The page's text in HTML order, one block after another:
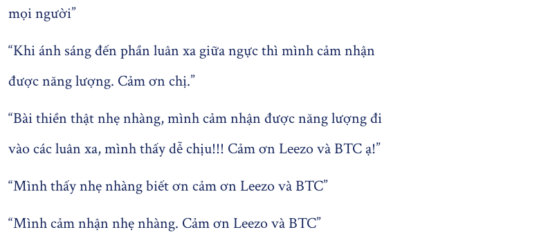
mọi người”
“Khi ánh sáng đến phần luân xa giữa ngực thì mình cảm nhận
được năng lượng. Cảm ơn chị.”
“Bài thiền thật nhẹ nhàng, mình cảm nhận được năng lượng đi
vào các luân xa, mình thấy dễ chịu!!! Cảm ơn Leezo và BTC ạ!”
“Mình thấy nhẹ nhàng biết ơn cảm ơn Leezo và BTC”
“Mình cảm nhận nhẹ nhàng. Cảm ơn Leezo và BTC”